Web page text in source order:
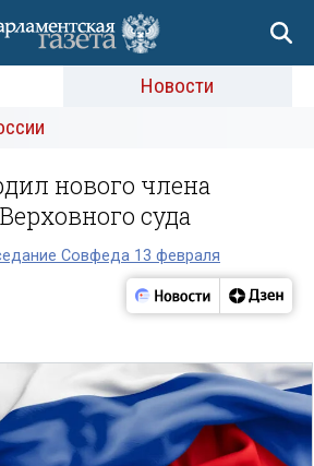
Новости
нового члена
суда
Совфеда 13 февраля